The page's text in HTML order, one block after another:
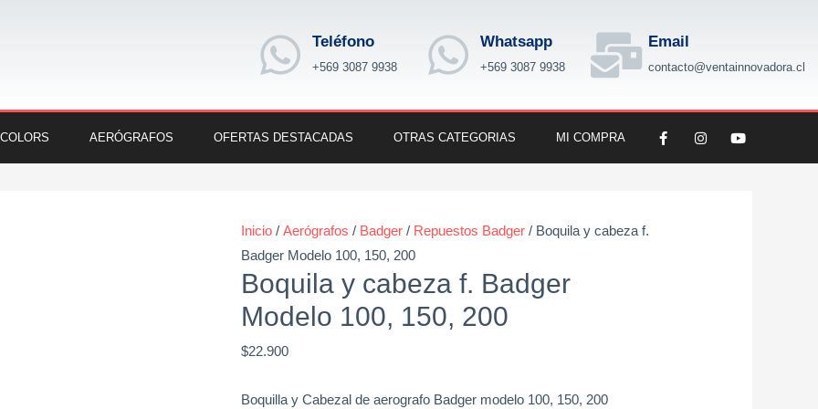
Teléfono
+569 3087 9938
Whatsapp
+569 3087 9938
Email
contacto@ventainnovadora.cl
AERÓGRAFOS OFERTAS DESTACADAS OTRAS CATEGORIAS MI COMPRA
F
a
I
n
Y
o
Inicio / Aerógrafos / Badger / Repuestos Badger / Boquila y cabeza f.
Badger Modelo 100, 150, 200
Boquila y cabeza f. Badger
Modelo 100, 150, 200
$22.900
Boquilla y Cabezal de aerografo Badger modelo 100, 150, 200
y
cabeza
f.
Modelo
100,
200